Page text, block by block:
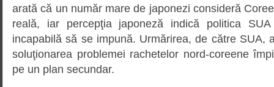
arată că un număr mare de japonezi consideră
reală, iar percepţia japoneză indică politica
incapabilă să se impună. Urmărirea, de către SUA,
soluţionarea problemei rachetelor nord-coreene
pe un plan secundar.